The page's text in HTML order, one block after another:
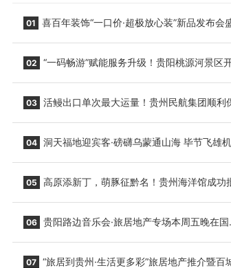
01 喜百年装饰“一口价·超极放心装”新品发布会
02 “一码畅游”赋能服务升级！贵阳桃源河景区
03 活鳗出口单次最大运量！贵州民航集团顺利
04 洞天福地迎宾客·磅礴乌蒙通山海 毕节飞雄
05 高原添新丁，萌豚征黔名！贵州海洋馆成功
06 贵阳路边音乐会·旅居地产专场本周五晚在国
07 “旅居到贵州·生活更多彩”旅居地产推介暨百